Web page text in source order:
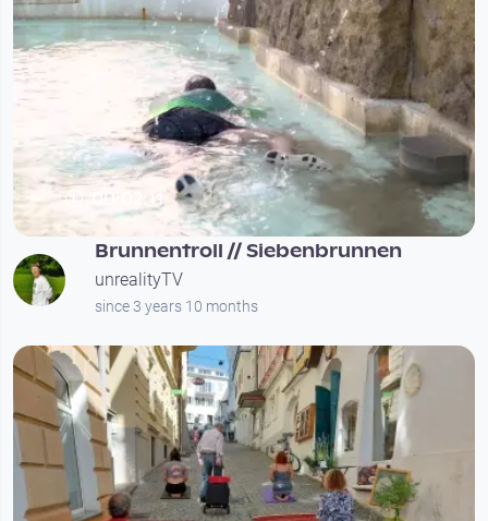
00:02:11
Brunnentroll // Siebenbrunnen
unrealityTV
since 3 years 10 months